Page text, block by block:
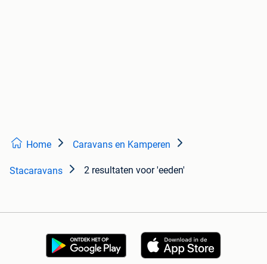
Home Caravans en Kamperen
Stacaravans 2 resultaten voor 'eeden'